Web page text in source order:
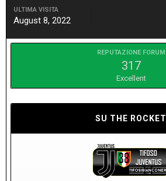
ULTIMA VISITA
August 8, 2022
REPUTAZIONE FORUM
317
Excellent
SU THE ROCKET